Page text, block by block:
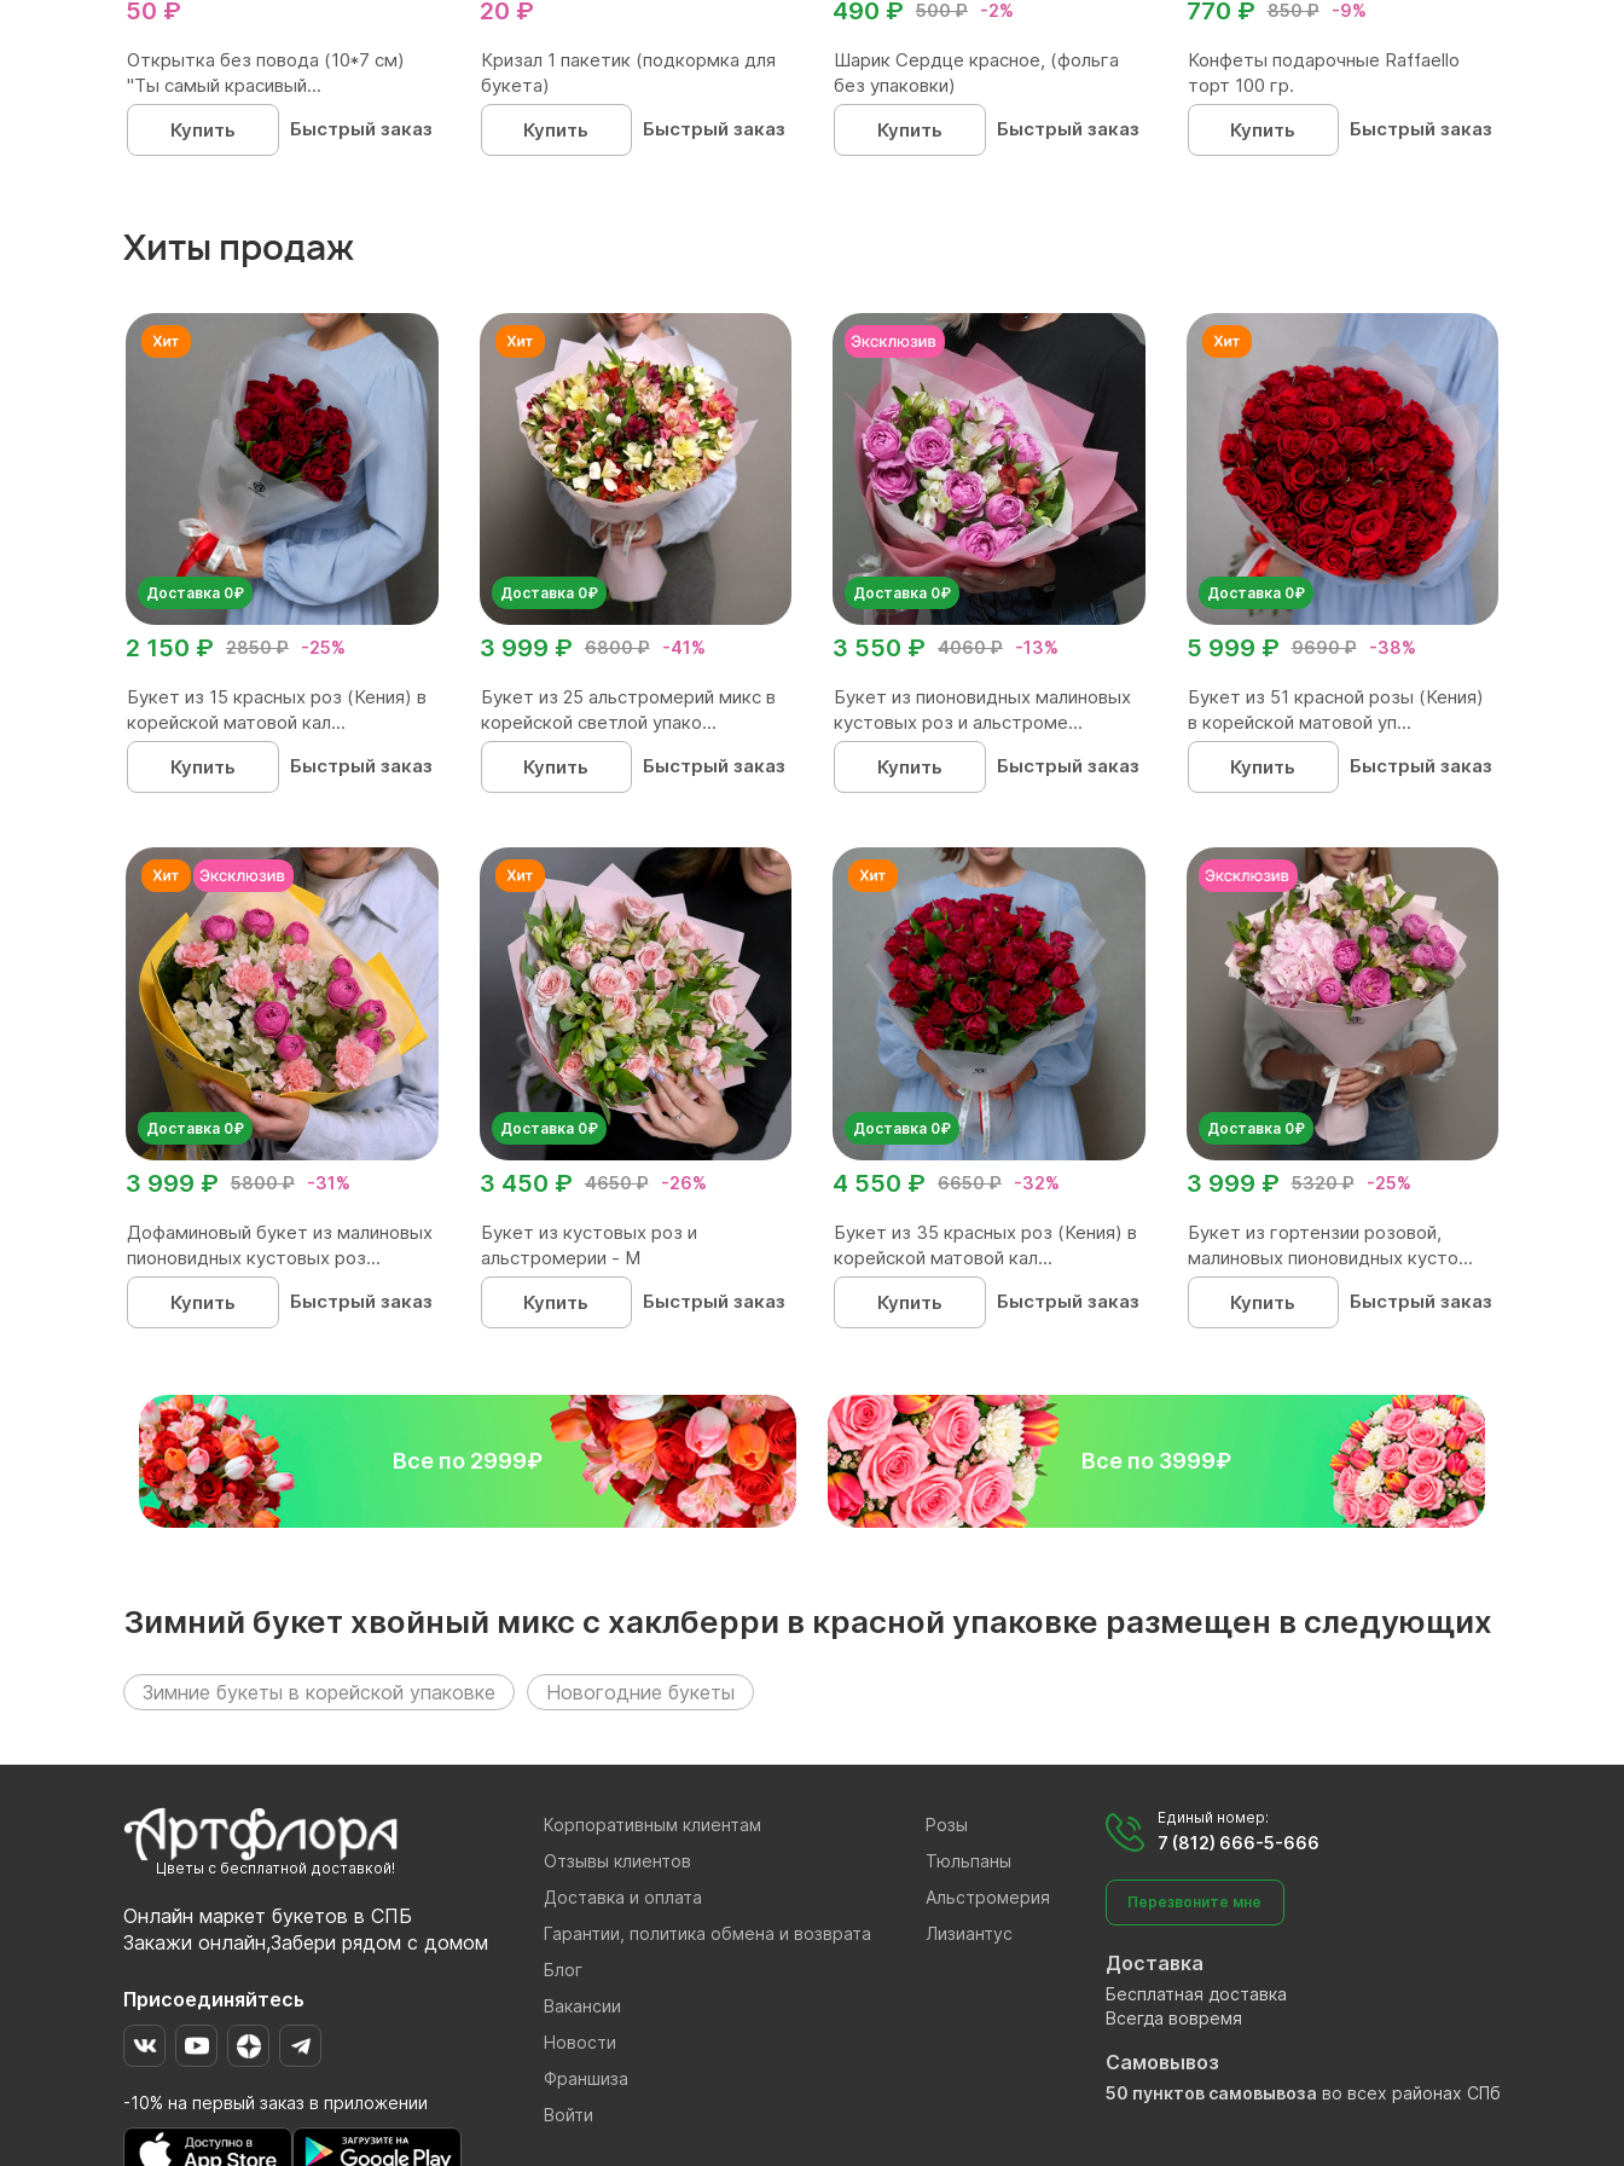
50 ₽
Открытка без повода (10*7 см)
"Ты самый красивый...
Купить
Быстрый заказ
20 ₽
Кризал 1 пакетик (подкормка для
букета)
Купить
Быстрый заказ
500 ₽ -2%
490 ₽
Шарик Сердце красное, (фольга
без упаковки)
Купить
Быстрый заказ
850 ₽ -9%
770 ₽
Конфеты подарочные Raffaello
торт 100 гр.
Купить
Быстрый заказ
Хиты продаж
Доставка 0₽
2850 ₽ -25%
2 150 ₽
Букет из 15 красных роз (Кения) в
корейской матовой кал...
Купить
Быстрый заказ
Доставка 0₽
6800 ₽ -41%
3 999 ₽
Букет из 25 альстромерий микс в
корейской светлой упако...
Купить
Быстрый заказ
Доставка 0₽
4060 ₽ -13%
3 550 ₽
Букет из пионовидных малиновых
кустовых роз и альстроме...
Купить
Быстрый заказ
Доставка 0₽
9690 ₽ -38%
5 999 ₽
Букет из 51 красной розы (Кения)
в корейской матовой уп...
Купить
Быстрый заказ
Доставка 0₽
5800 ₽ -31%
3 999 ₽
Дофаминовый букет из малиновых
пионовидных кустовых роз...
Купить
Быстрый заказ
Доставка 0₽
4650 ₽ -26%
3 450 ₽
Букет из кустовых роз и
альстромерии - М
Купить
Быстрый заказ
Доставка 0₽
6650 ₽ -32%
4 550 ₽
Букет из 35 красных роз (Кения) в
корейской матовой кал...
Купить
Быстрый заказ
Доставка 0₽
5320 ₽ -25%
3 999 ₽
Букет из гортензии розовой,
малиновых пионовидных кусто...
Купить
Быстрый заказ
Все по 2999₽ Все по 3999₽
Зимний букет хвойный микс с хаклберри в красной упаковке размещен в следующих
разделах:
Зимние букеты в корейской упаковке Новогодние букеты
Цветы с бесплатной доставкой!
Онлайн маркет букетов в СПБ
Закажи онлайн,Забери рядом с домом
Присоединяйтесь
-10% на первый заказ в приложении
Корпоративным клиентам
Отзывы клиентов
Доставка и оплата
Гарантии, политика обмена и возврата
Блог
Вакансии
Новости
Франшиза
Войти
Розы
Тюльпаны
Альстромерия
Лизиантус
Единый номер:
7 (812) 666-5-666
Перезвоните мне
Доставка
Бесплатная доставка
Всегда вовремя
Самовывоз
50 пунктов самовывоза во всех районах СПб